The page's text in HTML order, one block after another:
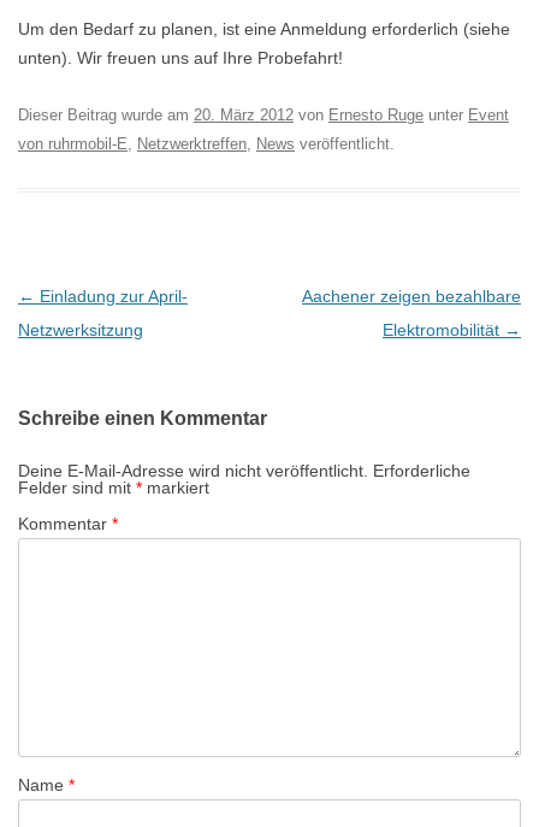
Um den Bedarf zu planen, ist eine Anmeldung erforderlich (siehe
unten). Wir freuen uns auf Ihre Probefahrt!
Dieser Beitrag wurde am 20. März 2012 von Ernesto Ruge unter Event
von ruhrmobil-E, Netzwerktreffen, News veröffentlicht.
B
e
r
a
g
s
t
← Einladung zur April-
Netzwerksitzung
Aachener zeigen bezahlbare
Elektromobilität →
Schreibe einen Kommentar
Deine E-Mail-Adresse wird nicht veröffentlicht. Erforderliche
Felder sind mit * markiert
Kommentar *
Name *